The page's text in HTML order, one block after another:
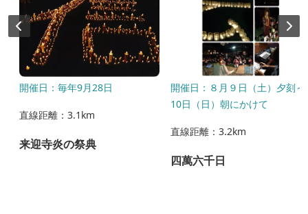
開催日：毎年9月28日
直線距離：3.1km
来迎寺炎の祭典
開催日：８月９日（土）夕刻～
10日（日）朝にかけて
直線距離：3.2km
四萬六千日